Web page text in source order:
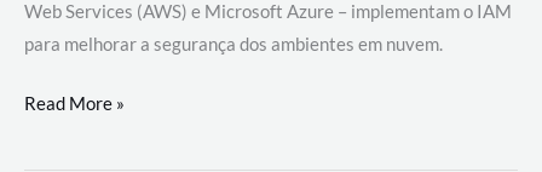
Web Services (AWS) e Microsoft Azure – implementam o IAM
para melhorar a segurança dos ambientes em nuvem.
Gerenciamento
Read More »